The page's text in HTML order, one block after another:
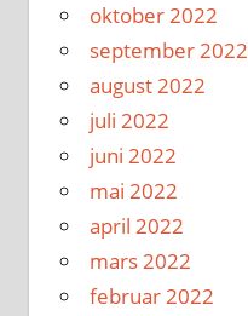
oktober 2022
september 2022
august 2022
juli 2022
juni 2022
mai 2022
april 2022
mars 2022
februar 2022